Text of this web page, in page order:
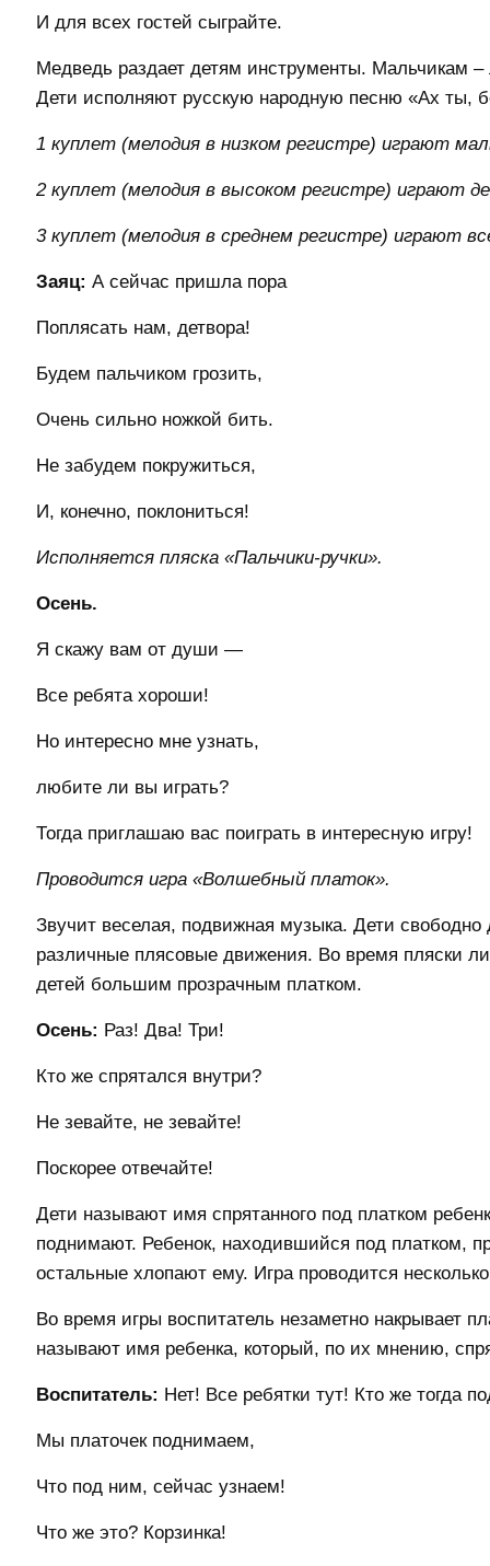
И для всех гостей сыграйте.
Медведь раздает детям инструменты. Мальчикам
Дети исполняют русскую народную песню «Ах ты,
1 куплет (мелодия в низком регистре) играют
2 куплет (мелодия в высоком регистре) играют
3 куплет (мелодия в среднем регистре) играют
Заяц: А сейчас пришла пора
Поплясать нам, детвора!
Будем пальчиком грозить,
Очень сильно ножкой бить.
Не забудем покружиться,
И, конечно, поклониться!
Исполняется пляска «Пальчики-ручки».
Осень.
Я скажу вам от души —
Все ребята хороши!
Но интересно мне узнать,
любите ли вы играть?
Тогда приглашаю вас поиграть в интересную игру!
Проводится игра «Волшебный платок».
Звучит веселая, подвижная музыка. Дети
различные плясовые движения. Во время пляски
детей большим прозрачным платком.
Осень: Раз! Два! Три!
Кто же спрятался внутри?
Не зевайте, не зевайте!
Поскорее отвечайте!
Дети называют имя спрятанного под платком
поднимают. Ребенок, находившийся под платком,
остальные хлопают ему. Игра проводится
Во время игры воспитатель незаметно накрывает
называют имя ребенка, который, по их мнению,
Воспитатель: Нет! Все ребятки тут! Кто же тогда
Мы платочек поднимаем,
Что под ним, сейчас узнаем!
Что же это? Корзинка!